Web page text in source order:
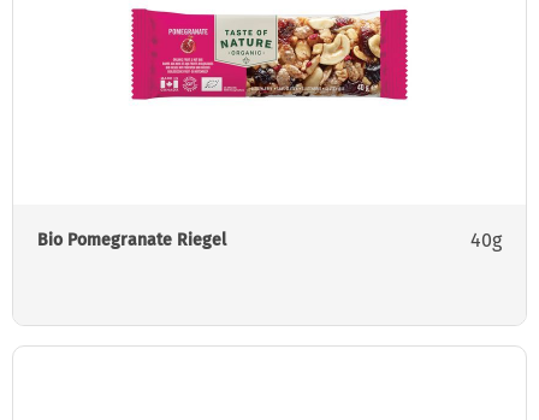
Bio Pomegranate Riegel 40g